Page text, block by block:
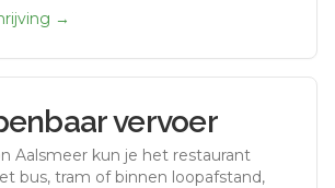
→
vervoer
Aalsmeer kun je het restaurant
bus, tram of binnen loopafstand,